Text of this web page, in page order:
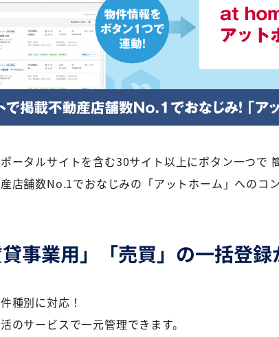
ータルサイトを含む30サイト以上にボタン一つで
店舗数No.1でおなじみの「アットホーム」へのコ
貸事業用」「売買」の一括登
種別に対応！
のサービスで一元管理できます。